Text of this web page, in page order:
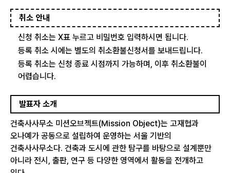
취소 안내
신청 취소는 X표 누르고 비밀번호 입력하시면 됩니다.
등록 취소 시에는 별도의 취소환불신청서를 보내드립니다.
등록 취소는 신청 종료 시점까지 가능하며, 이후 취소환불이
어렵습니다.
발표자 소개
건축사사무소 미션오브젝트(Mission Object)는 고재협과
오나예가 공동으로 설립하여 운영하는 서울 기반의
건축사사무소다. 건축과 도시에 관한 탐구를 바탕으로 설계뿐만
아니라 전시, 출판, 연구 등 다양한 영역에서 활동을 전개하고